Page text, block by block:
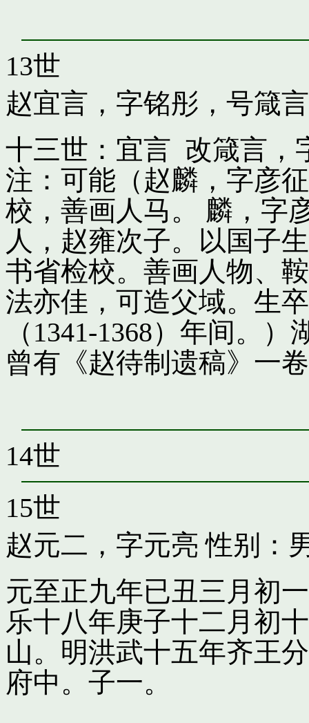
13世
赵宜言，字铭彤，号箴言
十三世：宜言 改箴言，
注：可能（赵麟，字彦
校，善画人马。 麟，字
人，赵雍次子。以国子
书省检校。善画人物、
法亦佳，可造父域。生
（1341-1368）年间。
曾有《赵待制遗稿》一
14世
15世
赵元二，字元亮 性别：
元至正九年已丑三月初
乐十八年庚子十二月初
山。明洪武十五年齐王
府中。子一。